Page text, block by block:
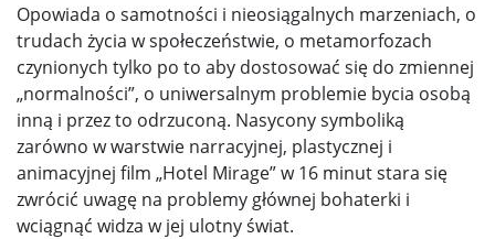
Opowiada o samotności i nieosiągalnych marzeniach, o
trudach życia w społeczeństwie, o metamorfozach
czynionych tylko po to aby dostosować się do zmiennej
„normalności”, o uniwersalnym problemie bycia osobą
inną i przez to odrzuconą. Nasycony symboliką
zarówno w warstwie narracyjnej, plastycznej i
animacyjnej film „Hotel Mirage” w 16 minut stara się
zwrócić uwagę na problemy głównej bohaterki i
wciągnąć widza w jej ulotny świat.